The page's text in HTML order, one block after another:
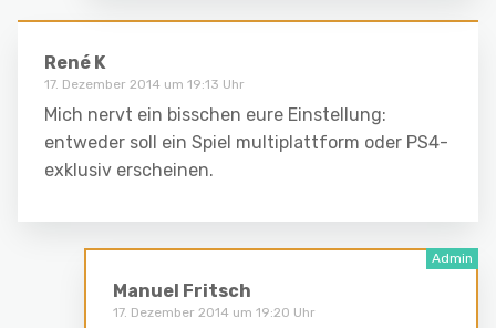
René K
17. Dezember 2014 um 19:13 Uhr
Mich nervt ein bisschen eure Einstellung:
entweder soll ein Spiel multiplattform oder PS4-
exklusiv erscheinen.
Manuel Fritsch
17. Dezember 2014 um 19:20 Uhr